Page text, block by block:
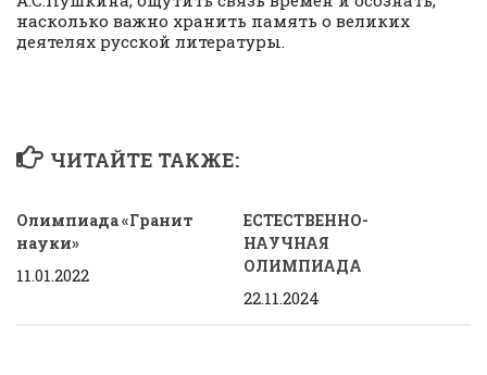
насколько важно хранить память о великих
деятелях русской литературы.
ЧИТАЙТЕ ТАКЖЕ:
Олимпиада «Гранит
науки»
11.01.2022
ЕСТЕСТВЕННО-
НАУЧНАЯ
ОЛИМПИАДА
22.11.2024